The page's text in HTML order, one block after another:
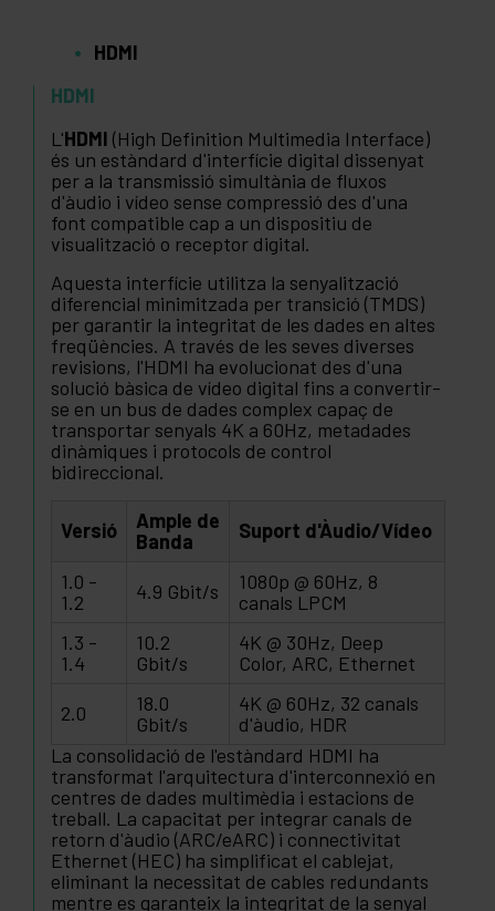
HDMI
HDMI
L'HDMI (High Definition Multimedia Interface)
és un estàndard d'interfície digital dissenyat
per a la transmissió simultània de fluxos
d'àudio i vídeo sense compressió des d'una
font compatible cap a un dispositiu de
visualització o receptor digital.
Aquesta interfície utilitza la senyalització
diferencial minimitzada per transició (TMDS)
per garantir la integritat de les dades en altes
freqüències. A través de les seves diverses
revisions, l'HDMI ha evolucionat des d'una
solució bàsica de vídeo digital fins a convertir-
se en un bus de dades complex capaç de
transportar senyals 4K a 60Hz, metadades
dinàmiques i protocols de control
bidireccional.
Versió
Ample de
Banda
Suport d'Àudio/Vídeo
1.0 -
1.2
4.9 Gbit/s
1080p @ 60Hz, 8
canals LPCM
1.3 -
1.4
10.2
Gbit/s
4K @ 30Hz, Deep
Color, ARC, Ethernet
2.0
18.0
Gbit/s
4K @ 60Hz, 32 canals
d'àudio, HDR
La consolidació de l'estàndard HDMI ha
transformat l'arquitectura d'interconnexió en
centres de dades multimèdia i estacions de
treball. La capacitat per integrar canals de
retorn d'àudio (ARC/eARC) i connectivitat
Ethernet (HEC) ha simplificat el cablejat,
eliminant la necessitat de cables redundants
mentre es garanteix la integritat de la senyal